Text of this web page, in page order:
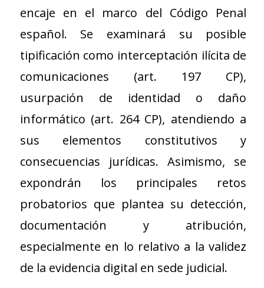
encaje en el marco del Código Penal
español. Se examinará su posible
tipificación como interceptación ilícita de
comunicaciones (art. 197 CP),
usurpación de identidad o daño
informático (art. 264 CP), atendiendo a
sus elementos constitutivos y
consecuencias jurídicas. Asimismo, se
expondrán los principales retos
probatorios que plantea su detección,
documentación y atribución,
especialmente en lo relativo a la validez
de la evidencia digital en sede judicial.